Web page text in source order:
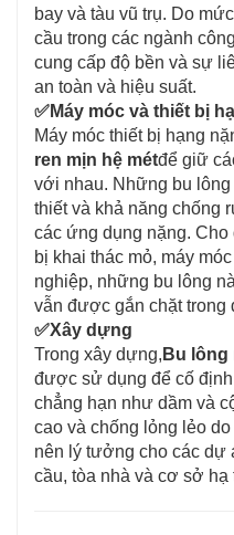
bay và tàu vũ trụ. Do
cầu trong các ngành
cung cấp độ bền và sự
an toàn và hiệu suất.
✅Máy móc và thiết bị
Máy móc thiết bị hạng
ren mịn hệ métđể giữ
với nhau. Những bu
thiết và khả năng chống
các ứng dụng nặng.
bị khai thác mỏ, máy
nghiệp, những bu lông
vẫn được gắn chặt trong
✅Xây dựng
Trong xây dựng, Bu lông
được sử dụng để cố
chẳng hạn như dầm và
cao và chống lỏng lẻo
nên lý tưởng cho các dự
cầu, tòa nhà và cơ sở hạ